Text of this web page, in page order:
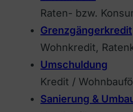
Raten- bzw.
Grenzgängerkredit
Wohnkredit,
Umschuldung
Kredit /
Sanierung &